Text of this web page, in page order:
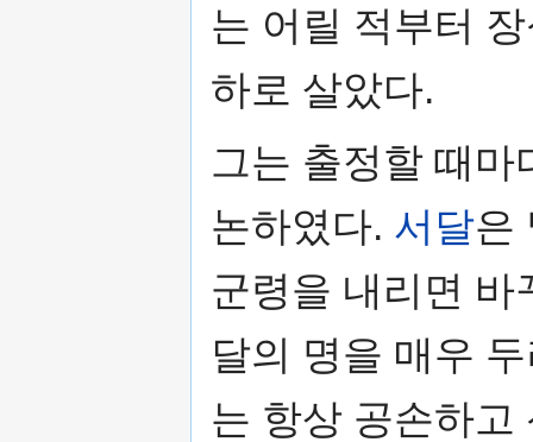
는 어릴 적부터
하로 살았다.
그는 출정할 때
논하였다. 서달은
군령을 내리면 바
달의 명을 매우
는 항상 공손하고